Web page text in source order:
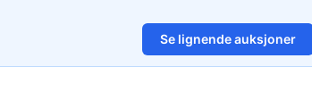
Se lignende auksjoner
1/6